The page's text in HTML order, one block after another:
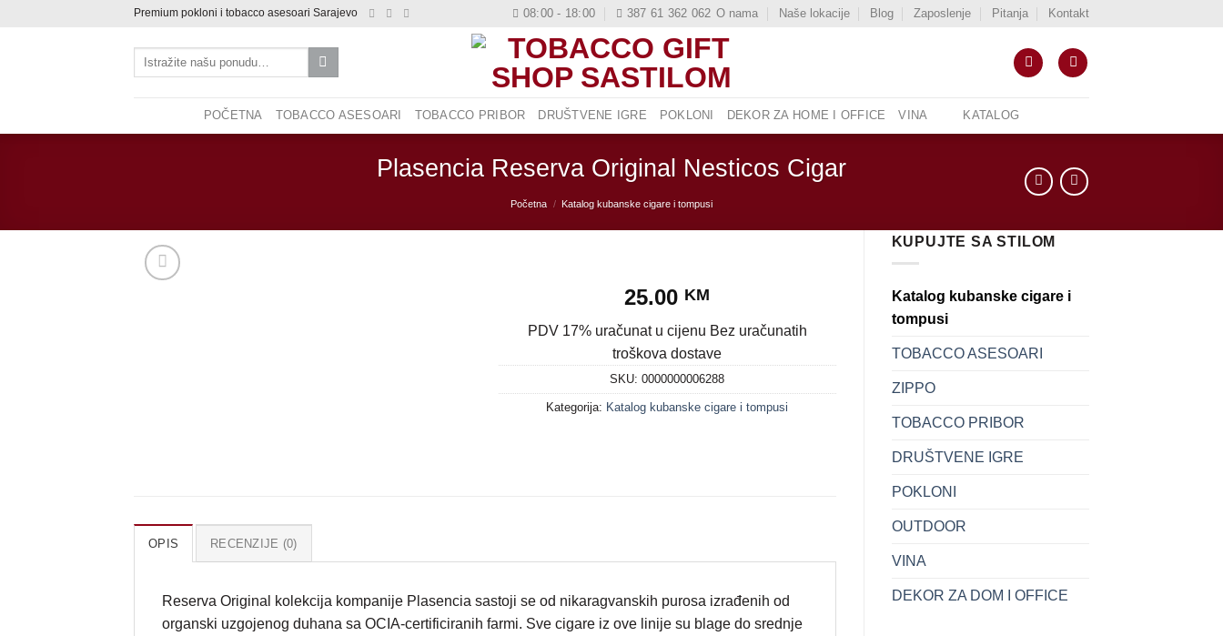
Premium pokloni i tobacco asesoari Sarajevo 08:00 - 18:00 387 61 362 062 O nama Naše lokacije Blog Zaposlenje Pitanja Kontakt
Pretraži:
POČETNA TOBACCO ASESOARI TOBACCO PRIBOR DRUŠTVENE IGRE POKLONI DEKOR ZA HOME I OFFICE VINA KATALOG
Plasencia Reserva Original Nesticos Cigar
Početna / Katalog kubanske cigare i tompusi
KUPUJTE SA STILOM
Katalog kubanske cigare i
tompusi
TOBACCO ASESOARI
ZIPPO
TOBACCO PRIBOR
DRUŠTVENE IGRE
POKLONI
OUTDOOR
VINA
DEKOR ZA DOM I OFFICE
25.00 KM
PDV 17% uračunat u cijenu Bez uračunatih
troškova dostave
SKU:0000000006288
Kategorija: Katalog kubanske cigare i tompusi
OPIS RECENZIJE (0)
Reserva Original kolekcija kompanije Plasencia sastoji se od nikaragvanskih purosa izrađenih od
organski uzgojenog duhana sa OCIA-certificiranih farmi. Sve cigare iz ove linije su blage do srednje